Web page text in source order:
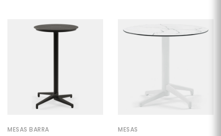
MESAS BARRA MESAS